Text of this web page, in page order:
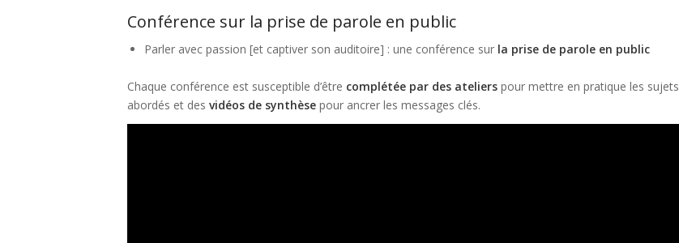
Conférence sur la prise de parole en public
Parler avec passion [et captiver son auditoire] : une conférence sur la prise de parole en public
Chaque conférence est susceptible d’être complétée par des ateliers pour mettre en pratique les sujets
abordés et des vidéos de synthèse pour ancrer les messages clés.